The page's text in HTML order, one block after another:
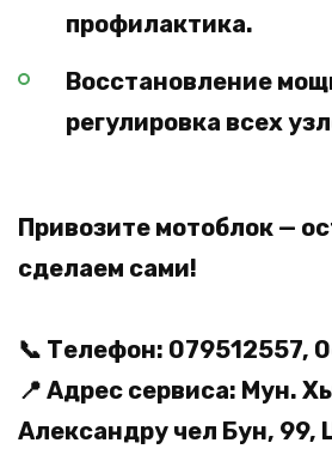
профилактика.
Восстановление
регулировка всех
Привозите мотоблок —
сделаем сами!
📞 Телефон: 079512557,
📍 Адрес сервиса: Мун.
Александру чел Бун, 99,